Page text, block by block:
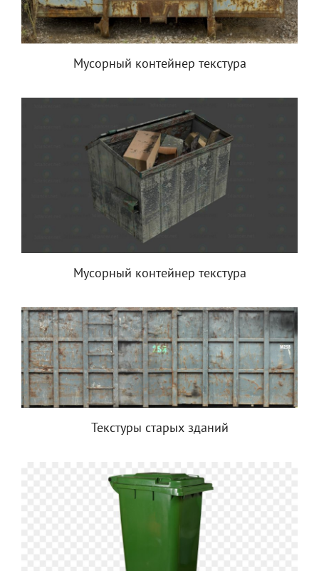
Мусорный контейнер текстура
Мусорный контейнер текстура
Текстуры старых зданий